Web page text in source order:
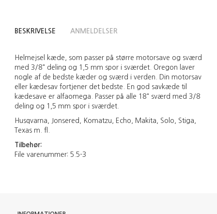
BESKRIVELSE ANMELDELSER
Helmejsel kæde, som passer på større motorsave og sværd
med 3/8" deling og 1,5 mm spor i sværdet. Oregon laver
nogle af de bedste kæder og sværd i verden. Din motorsav
eller kædesav fortjener det bedste. En god savkæde til
kædesave er alfaomega. Passer på alle 18" sværd med 3/8
deling og 1,5 mm spor i sværdet.
Husqvarna, Jonsered, Komatzu, Echo, Makita, Solo, Stiga,
Texas m. fl.
Tilbehør:
File varenummer: 5.5-3